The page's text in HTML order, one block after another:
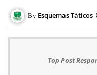
Esquemas Táticos
Top Post